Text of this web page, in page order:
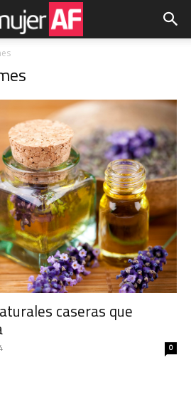
caseras que
0